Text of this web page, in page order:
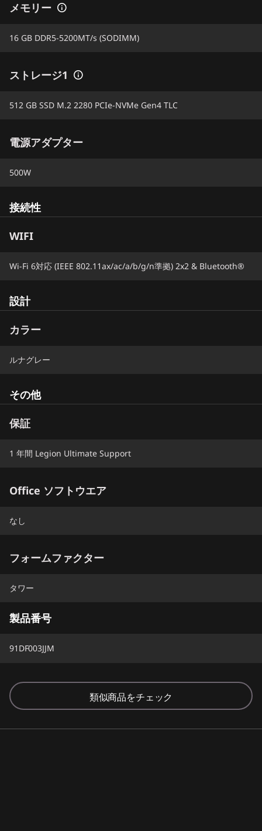
メモリー
16 GB DDR5-5200MT/s (SODIMM)
ストレージ1
512 GB SSD M.2 2280 PCIe-NVMe Gen4 TLC
電源アダプター
500W
接続性
WIFI
Wi-Fi 6対応 (IEEE 802.11ax/ac/a/b/g/n準拠) 2x2 & Bluetooth®
設計
カラー
ルナグレー
その他
保証
1 年間 Legion Ultimate Support
Office ソフトウエア
なし
フォームファクター
タワー
製品番号
91DF003JJM
類似商品をチェック